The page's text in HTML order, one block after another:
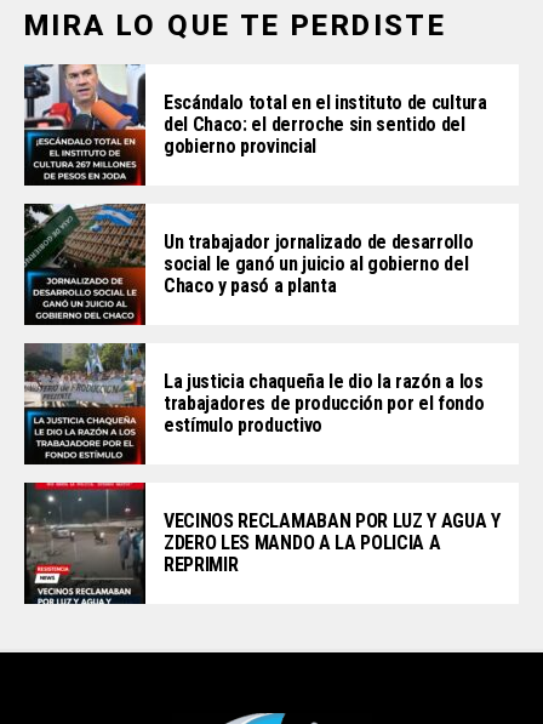
MIRA LO QUE TE PERDISTE
Escándalo total en el instituto de cultura
del Chaco: el derroche sin sentido del
gobierno provincial
Un trabajador jornalizado de desarrollo
social le ganó un juicio al gobierno del
Chaco y pasó a planta
La justicia chaqueña le dio la razón a los
trabajadores de producción por el fondo
estímulo productivo
VECINOS RECLAMABAN POR LUZ Y AGUA Y
ZDERO LES MANDO A LA POLICIA A
REPRIMIR